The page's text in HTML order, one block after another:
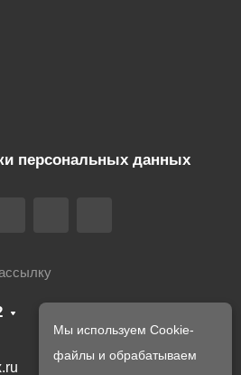
персональных данных
Мы используем Cookie-
файлы и обрабатываем